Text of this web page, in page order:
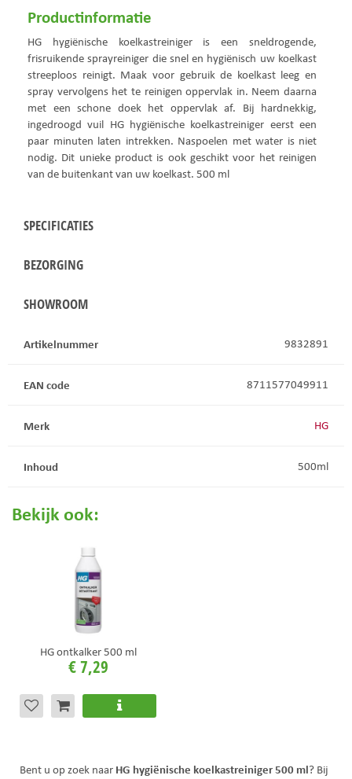
Productinformatie
HG hygiënische koelkastreiniger is een sneldrogende,
frisruikende sprayreiniger die snel en hygiënisch uw koelkast
streeploos reinigt. Maak voor gebruik de koelkast leeg en
spray vervolgens het te reinigen oppervlak in. Neem daarna
met een schone doek het oppervlak af. Bij hardnekkig,
ingedroogd vuil HG hygiënische koelkastreiniger eerst een
paar minuten laten intrekken. Naspoelen met water is niet
nodig. Dit unieke product is ook geschikt voor het reinigen
van de buitenkant van uw koelkast. 500 ml
SPECIFICATIES
BEZORGING
SHOWROOM
Artikelnummer 9832891
EAN code 8711577049911
Merk HG
Inhoud 500ml
Bekijk ook:
HG ontkalker 500 ml
€7,29
Bent u op zoek naar HG hygiënische koelkastreiniger 500 ml? Bij